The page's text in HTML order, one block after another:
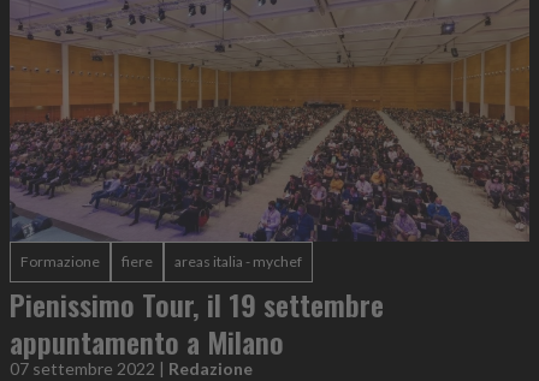
Formazione fiere areas italia - mychef
Pienissimo Tour, il 19 settembre
appuntamento a Milano
07 settembre 2022 | Redazione